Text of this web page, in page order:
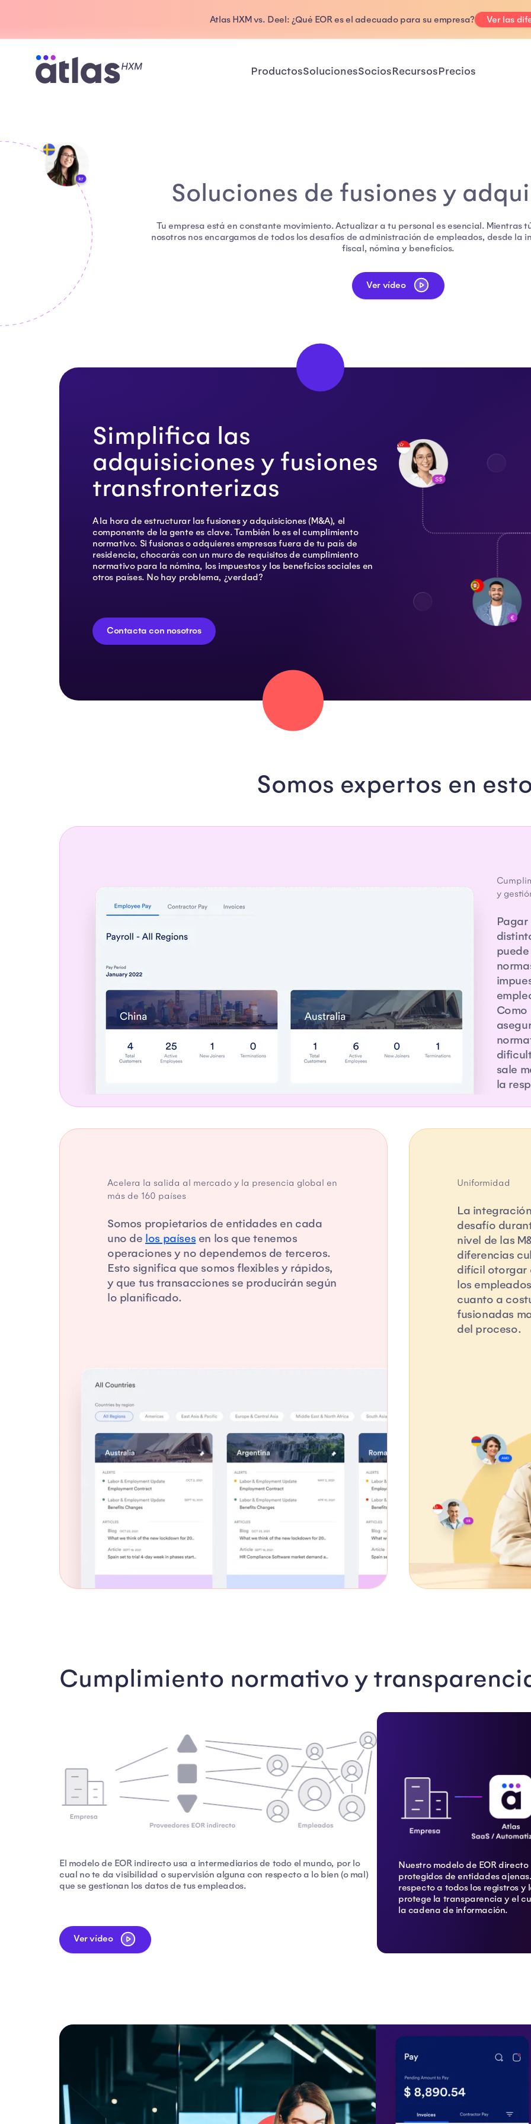
Atlas HXM vs. Deel: ¿Qué EOR es el adecuado para su empresa? Ver las
ProductosSolucionesSociosRecursosPrecios
Soluciones de fusiones y
Tu empresa está en constante movimiento. Actualizar a tu personal es esencial. Mientras
nosotros nos encargamos de todos los desafíos de administración de empleados, desde la
fiscal, nómina y beneficios.
Ver vídeo
Simplifica las
adquisiciones y fusiones
transfronterizas
A la hora de estructurar las fusiones y adquisiciones (M&A), el
componente de la gente es clave. También lo es el cumplimiento
normativo. Si fusionas o adquieres empresas fuera de tu país de
residencia, chocarás con un muro de requisitos de cumplimiento
normativo para la nómina, los impuestos y los beneficios sociales en
otros países. No hay problema, ¿verdad?
Contacta con nosotros
Somos expertos en
y
Como
sale
la
Acelera la salida al mercado y la presencia global en
más de 160 países
Somos propietarios de entidades en cada
uno de los países en los que tenemos
operaciones y no dependemos de terceros.
Esto significa que somos flexibles y rápidos,
y que tus transacciones se producirán según
lo planificado.
Uniformidad
La
desafío
nivel de las
diferencias
difícil otorgar
los
cuanto a
fusionadas
del proceso.
Cumplimiento normativo y
El modelo de EOR indirecto usa a intermediarios de todo el mundo, por lo
cual no te da visibilidad o supervisión alguna con respecto a lo bien (o mal)
que se gestionan los datos de tus empleados.
Ver vídeo
Nuestro modelo de EOR
protegidos de entidades
respecto a todos los registros
protege la transparencia y el
la cadena de información.